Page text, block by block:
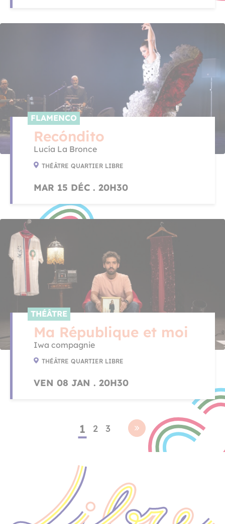
FLAMENCO
Recóndito
Lucía La Bronce
THÉÂTRE QUARTIER LIBRE
MAR 15 DÉC . 20H30
THÉÂTRE
Ma République et moi
Iwa compagnie
THÉÂTRE QUARTIER LIBRE
VEN 08 JAN . 20H30
1 2 3